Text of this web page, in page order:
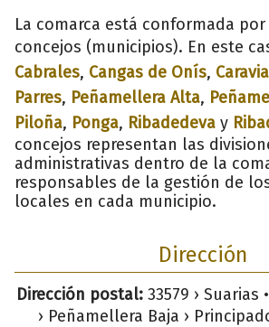
La comarca está conformada
concejos (municipios). En este
Cabrales, Cangas de Onís, Caravia
Parres, Peñamellera Alta,
Piloña, Ponga, Ribadedeva y
concejos representan las
administrativas dentro de la
responsables de la gestión de
locales en cada municipio.
Dirección
Dirección postal:33579 › Suarias
› Peñamellera Baja ›